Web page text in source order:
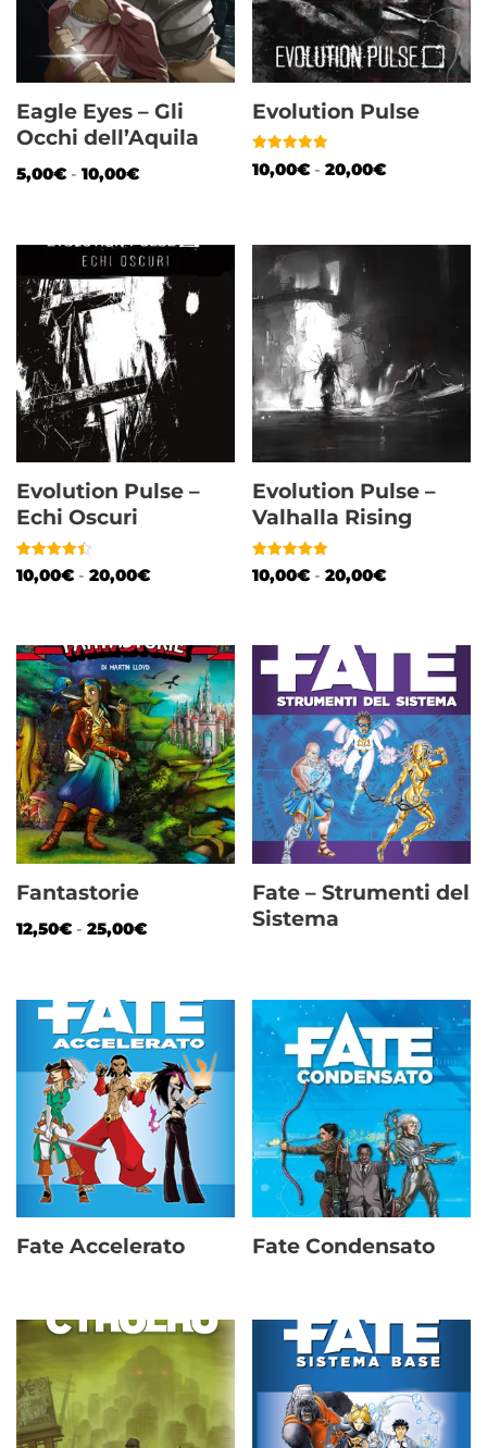
Eagle Eyes – Gli
Occhi dell’Aquila
5,00€ - 10,00€
Evolution Pulse
Valutato
5.00
10,00€ - 20,00€
Evolution Pulse –
Echi Oscuri
Valutato
4.50
10,00€ - 20,00€
Evolution Pulse –
Valhalla Rising
Valutato
5.00
10,00€ - 20,00€
Fantastorie
12,50€ - 25,00€
Fate – Strumenti del
Sistema
Fate Accelerato Fate Condensato